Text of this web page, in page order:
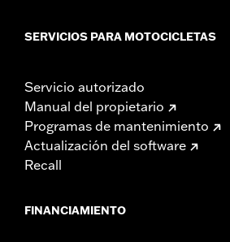
SERVICIOS PARA MOTOCICLETAS
Servicio autorizado
Manual del propietario
Programas de mantenimiento
Actualización del software
Recall
FINANCIAMIENTO